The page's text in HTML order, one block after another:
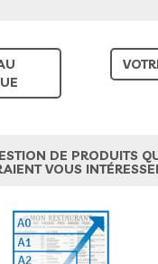
DE PRODUITS
VOUS